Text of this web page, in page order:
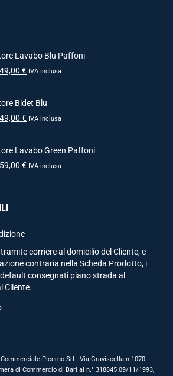
Lavabo Blu Paffoni
49,00 € IVA inclusa
Bidet Blu
49,00 € IVA inclusa
Lavabo Green Paffoni
59,00 € IVA inclusa
corriere al domicilio del Cliente, e
contraria nella Scheda Prodotto, i
consegnati piano strada al
Cliente.
Picerno Srl - Via Graviscella n.1070
di Commercio di Bari al n.° 318845 09/11/1993,